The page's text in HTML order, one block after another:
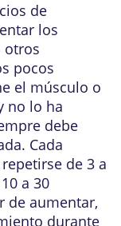
de
los
otros
pocos
el músculo o
no lo ha
debe
Cada
de 3 a
a 30
de aumentar,
durante